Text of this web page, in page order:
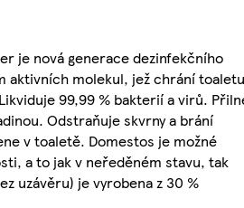
je nová generace dezinfekčního
aktivních molekul, jež chrání toaletu
99,99 % bakterií a virů.
Odstraňuje skvrny a brání
v toaletě. Domestos je možné
a to jak v neředěném stavu, tak
uzávěru) je vyrobena z 30 %